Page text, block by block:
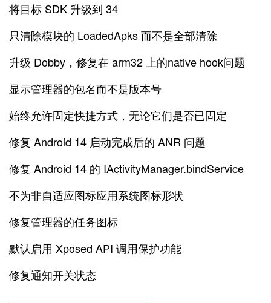
将目标 SDK 升级到 34
只清除模块的 LoadedApks 而不是全部清除
升级 Dobby，修复在 arm32 上的native hook问题
显示管理器的包名而不是版本号
始终允许固定快捷方式，无论它们是否已固定
修复 Android 14 启动完成后的 ANR 问题
修复 Android 14 的 IActivityManager.bindService
不为非自适应图标应用系统图标形状
修复管理器的任务图标
默认启用 Xposed API 调用保护功能
修复通知开关状态